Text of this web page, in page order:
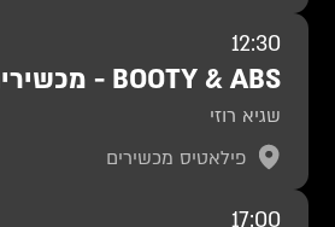
12:30
BOOTY & ABS - מכשירים
שגיא רוזי
פילאטיס מכשירים
17:00